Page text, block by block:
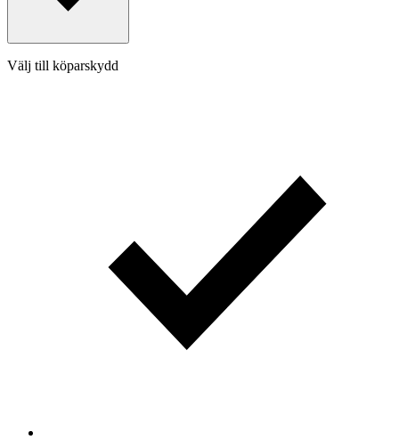
Välj till köparskydd